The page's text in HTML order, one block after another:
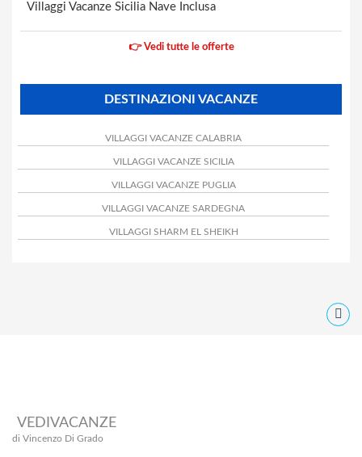
Villaggi Vacanze Sicilia Nave Inclusa
👉 Vedi tutte le offerte
DESTINAZIONI VACANZE
VILLAGGI VACANZE CALABRIA
VILLAGGI VACANZE SICILIA
VILLAGGI VACANZE PUGLIA
VILLAGGI VACANZE SARDEGNA
VILLAGGI SHARM EL SHEIKH
VEDIVACANZE
di Vincenzo Di Grado